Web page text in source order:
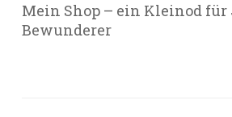
Mein Shop – ein Kleinod für
Bewunderer